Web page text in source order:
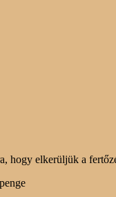
hogy elkerüljük a